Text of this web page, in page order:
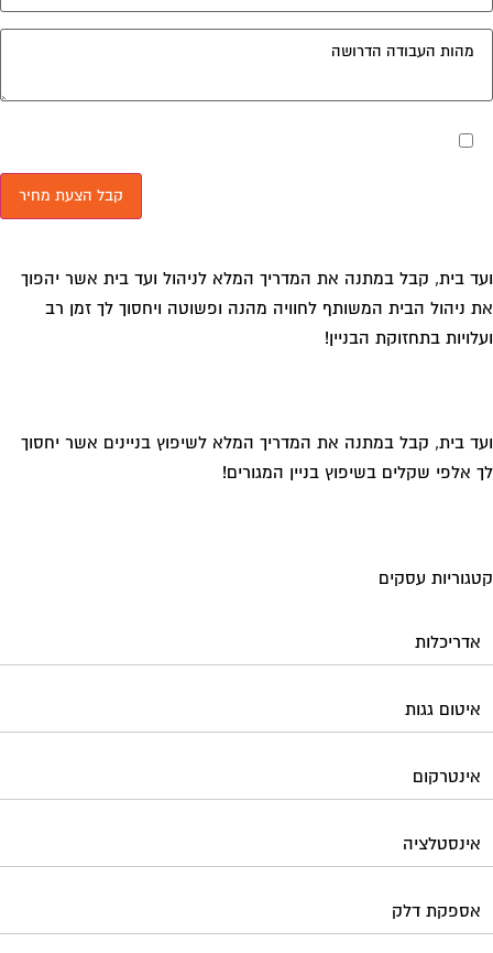
מאשר את תנאי הפרטיות
בית, קבל במתנה את המדריך המלא לניהול ועד בית אשר יהפוך
ניהול הבית המשותף לחוויה מהנה ופשוטה ויחסוך לך זמן רב
בתחזוקת הבניין!
בית, קבל במתנה את המדריך המלא לשיפוץ בניינים אשר יחסוך
אלפי שקלים בשיפוץ בניין המגורים!
עסקים
אדריכלות
איטום גגות
אינטרקום
אינסטלציה
אספקת דלק